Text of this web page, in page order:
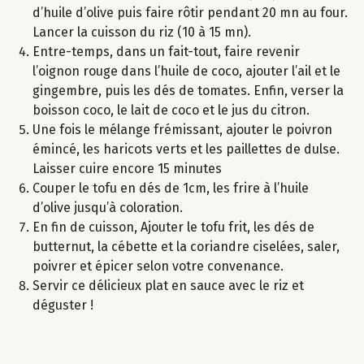
d’huile d’olive puis faire rôtir pendant 20 mn au four.
Lancer la cuisson du riz (10 à 15 mn).
Entre-temps, dans un fait-tout, faire revenir
l’oignon rouge dans l’huile de coco, ajouter l’ail et le
gingembre, puis les dés de tomates. Enfin, verser la
boisson coco, le lait de coco et le jus du citron.
Une fois le mélange frémissant, ajouter le poivron
émincé, les haricots verts et les paillettes de dulse.
Laisser cuire encore 15 minutes
Couper le tofu en dés de 1cm, les frire à l’huile
d’olive jusqu’à coloration.
En fin de cuisson, Ajouter le tofu frit, les dés de
butternut, la cébette et la coriandre ciselées, saler,
poivrer et épicer selon votre convenance.
Servir ce délicieux plat en sauce avec le riz et
déguster !